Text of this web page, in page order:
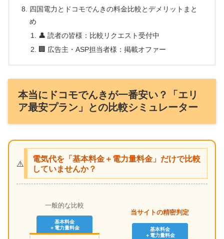
四国電力とドコモでんきの料金比較とデメリットまと
め
👤 読者の皆様：比較リクエスト受付中
🏢 広告主・ASP担当者様：掲載オファー
本当にドコモでんきが一番安い？「エリ
ア最安プラン」との比較シミュレーター
⚠️
電気代を「基本料金＋電力量料金」だけで比較
していませんか？
一般的な比較
基本料金
＋電力量料金
当サイトの精密判定
基本料金
＋電力量料金